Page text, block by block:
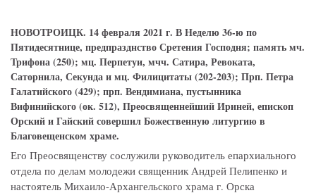
НОВОТРОИЦК. 14 февраля 2021 г. В Неделю 36-ю по
Пятидесятнице, предпразднство Сретения Господня; память мч.
Трифона (250); мц. Перпетуи, мчч. Сатира, Ревоката,
Саторнила, Секунда и мц. Филицитаты (202-203); Прп. Петра
Галатийского (429); прп. Вендимиана, пустынника
Вифинийского (ок. 512), Преосвященнейший Ириней, епископ
Орский и Гайский совершил Божественную литургию в
Благовещенском храме.
Его Преосвященству сослужили руководитель епархиального
отдела по делам молодежи священник Андрей Пелипенко и
настоятель Михаило-Архангельского храма г. Орска